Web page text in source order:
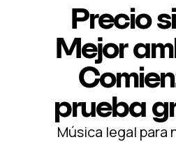
Precio
Mejor
prueba
Música legal para